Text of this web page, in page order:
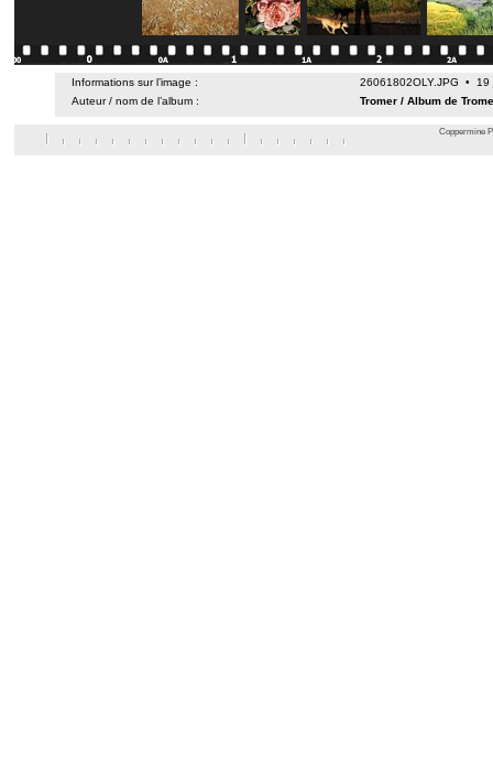
Informations sur l’image :
26061802OLY.JPG •
Auteur / nom de l’album :
Tromer / Album de
Coppermine